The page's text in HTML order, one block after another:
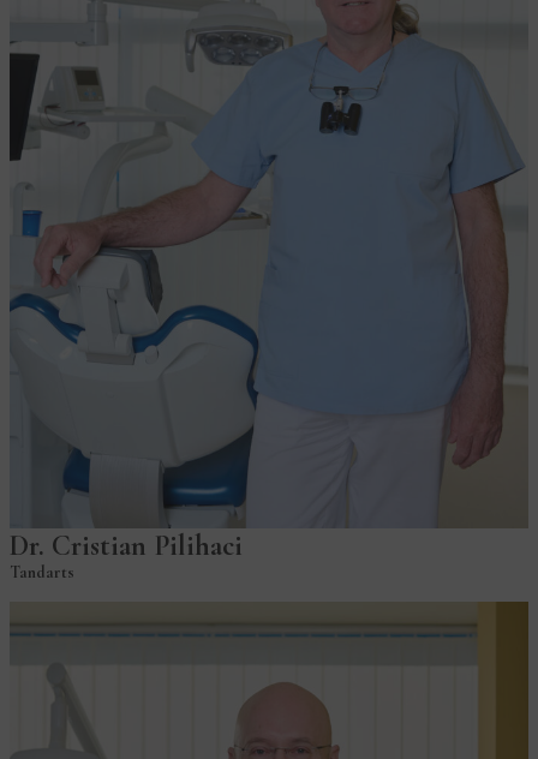
Dr. Cristian Pilihaci
Tandarts